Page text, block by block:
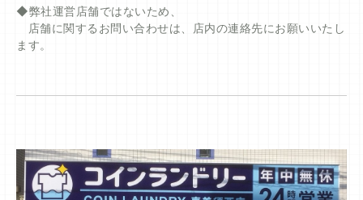
◆弊社運営店舗ではないため、
店舗に関するお問い合わせは、店内の連絡先にお願いいたし
ます。